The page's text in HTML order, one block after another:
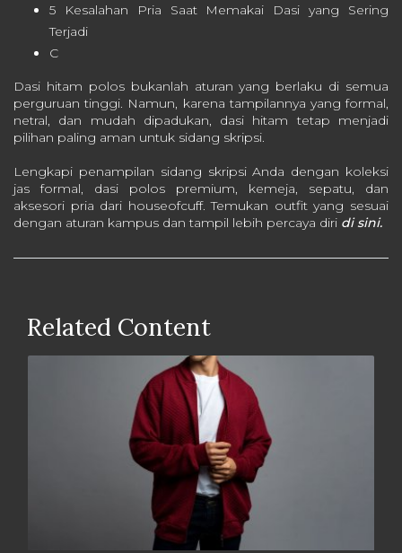
5 Kesalahan Pria Saat Memakai Dasi yang Sering
Terjadi
C
Dasi hitam polos bukanlah aturan yang berlaku di semua
perguruan tinggi. Namun, karena tampilannya yang formal,
netral, dan mudah dipadukan, dasi hitam tetap menjadi
pilihan paling aman untuk sidang skripsi.
Lengkapi penampilan sidang skripsi Anda dengan koleksi
jas formal, dasi polos premium, kemeja, sepatu, dan
aksesori pria dari houseofcuff. Temukan outfit yang sesuai
dengan aturan kampus dan tampil lebih percaya diri di sini.
Related Content